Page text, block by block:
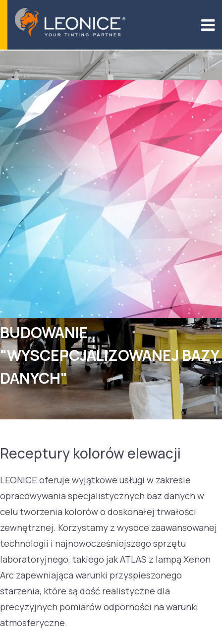
BUDOWANIE
"WYSCEPCJALIZOWANEJ BAZY
DANYCH"
Receptury kolorów elewacji
LEONICE oferuje wyjątkowe usługi w zakresie
opracowywania specjalistycznych baz danych w
celu tworzenia kolorów o doskonałej trwałości
zewnętrznej. Korzystamy z wysoce zaawansowanej
technologii i najnowocześniejszego sprzętu
laboratoryjnego, takiego jak ATLAS z lampą Xenon
Arc zapewniająca warunki przyspieszonego
starzenia, które są dość realistyczne dla
precyzyjnych pomiarów odporności na warunki
atmosferyczne.